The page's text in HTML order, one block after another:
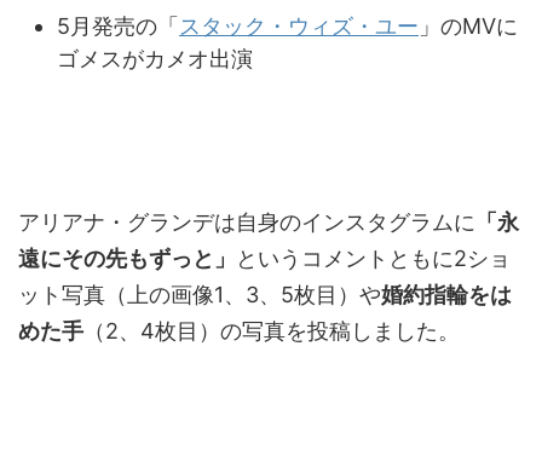
5月発売の「 スタック・ウィズ・ユー 」のMVに
ゴメスがカメオ出演
アリアナ・グランデは自身のインスタグラムに 「永
遠にその先もずっと」
というコメントともに2ショ
ット写真（上の画像1、3、5枚目）や婚約指輪をは
めた手 （2、4枚目）の写真を投稿しました。